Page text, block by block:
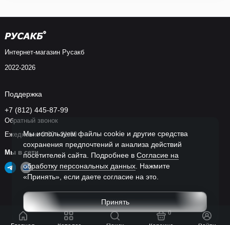
0
Мы используем файлы cookie и другие средства
сохранения предпочтений и анализа действий
посетителей сайта. Подробнее в Согласие на
обработку персональных данных . Нажмите
«Принять», если даете согласие на это.
Принять
Интернет-магазин Русакб
2022-2026
Поддержка
+7 (812) 445-87-99
Обратный звонок
Ежедневно 9:00 - 21:00
Мы в сети